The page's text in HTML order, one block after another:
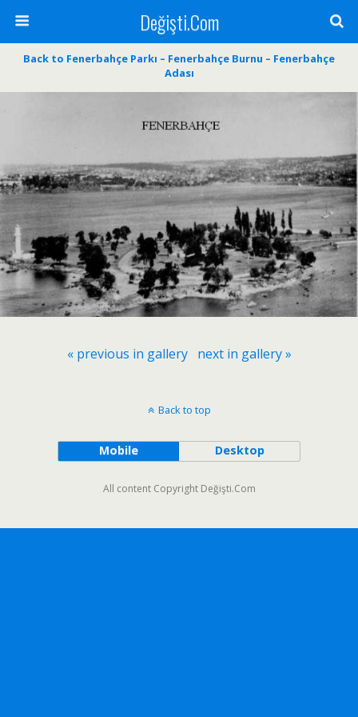
Değişti.Com
Back to Fenerbahçe Parkı – Fenerbahçe Burnu – Fenerbahçe
Adası
« previous in gallery next in gallery »
Back to top
Mobile Desktop
All content Copyright Değişti.Com